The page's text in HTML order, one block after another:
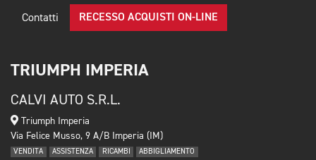
Contatti RECESSO ACQUISTI ON-LINE
TRIUMPH IMPERIA
CALVI AUTO S.R.L.
Triumph Imperia
Via Felice Musso, 9 A/B Imperia (IM)
VENDITA ASSISTENZA RICAMBI ABBIGLIAMENTO